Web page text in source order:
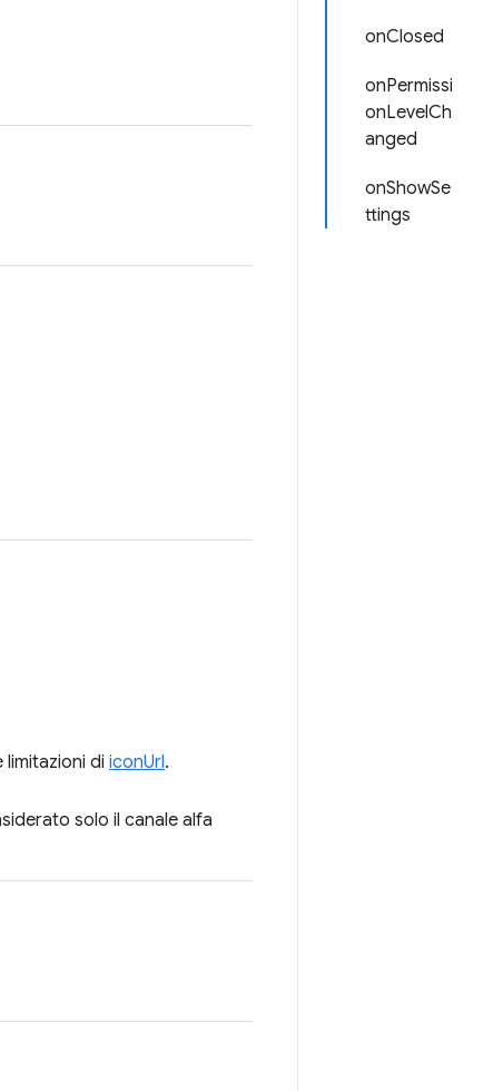
onClosed
onPermissi
onLevelCh
anged
onShowSe
ttings
limitazioni di iconUrl.
solo il canale alfa